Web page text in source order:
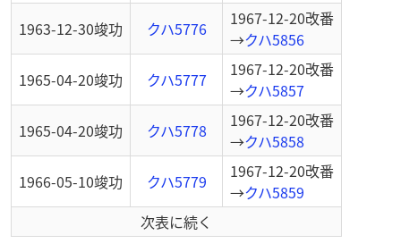
1963-12-30竣功 クハ5776 1967-12-20改番
→クハ5856
1965-04-20竣功 クハ5777 1967-12-20改番
→クハ5857
1965-04-20竣功 クハ5778 1967-12-20改番
→クハ5858
1966-05-10竣功 クハ5779 1967-12-20改番
→クハ5859
次表に続く